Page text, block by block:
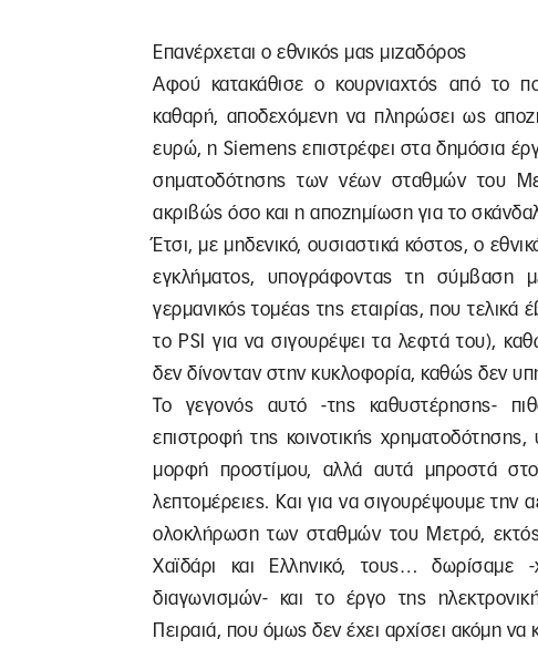
Επανέρχεται ο εθνικός μας μιζαδόρος
Αφού κατακάθισε ο κουρνιαχτός από το
καθαρή, αποδεχόμενη να πληρώσει ως
ευρώ, η Siemens επιστρέφει στα δημόσια
σηματοδότησης των νέων σταθμών του
ακριβώς όσο και η αποζημίωση για το
Έτσι, με μηδενικό, ουσιαστικά κόστος, ο
εγκλήματος, υπογράφοντας τη σύμβαση
γερμανικός τομέας της εταιρίας, που τελικά
το PSI για να σιγουρέψει τα λεφτά του),
δεν δίνονταν στην κυκλοφορία, καθώς δεν
Το γεγονός αυτό -της καθυστέρησης-
επιστροφή της κοινοτικής
μορφή προστίμου, αλλά αυτά μπροστά
λεπτομέρειες. Και για να σιγουρέψουμε
ολοκλήρωση των σταθμών του Μετρό,
Χαϊδάρι και Ελληνικό, τους… δωρίσαμε
διαγωνισμών- και το έργο της
Πειραιά, που όμως δεν έχει αρχίσει ακόμη να